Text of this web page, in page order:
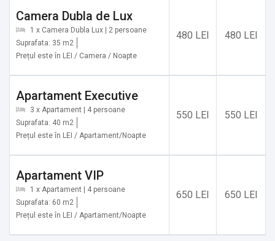
✔️ Cazinoul Slănic Moldova: 280 m
✔️ Platoul de sub vârful Cerbu: 400 m
✔️ Parcul din Slănic Moldova: 450 m
✔️ Pârtia de schi Nemira, Slănic Moldova: 1,3 km
✔️ Cheile și Cascada Slănicului: 2 km
✔️ Mănăstirea Sfântul Voievod Ștefan cel Mare: 11,4 km
✔️ Centrul Balnear Parc Măgura Targu Ocna: 16,8 km
✔️ Izvoarele minerale (Cele 7 izvoare): 16,9 km
✔️ Salina Târgu Ocna, Târgu Ocna: 18,3 km
✔️ Mănăstirea Măgura Ocnei: 18,5 km
Camera Dubla de Lux
1 x Camera Dubla Lux | 2 persoane
Suprafata: 35 m2
Prețul este în LEI / Camera / Noapte
480 LEI 480 LEI
Apartament Executive
3 x Apartament | 4 persoane
Suprafata: 40 m2
Prețul este în LEI / Apartament/Noapte
550 LEI 550 LEI
Apartament VIP
1 x Apartament | 4 persoane
Suprafata: 60 m2
Prețul este în LEI / Apartament/Noapte
650 LEI 650 LEI